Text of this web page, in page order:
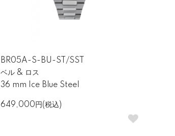
BR05A-S-BU-ST/SST
ベル & ロス
36 mm Ice Blue Steel
649,000円(税込)